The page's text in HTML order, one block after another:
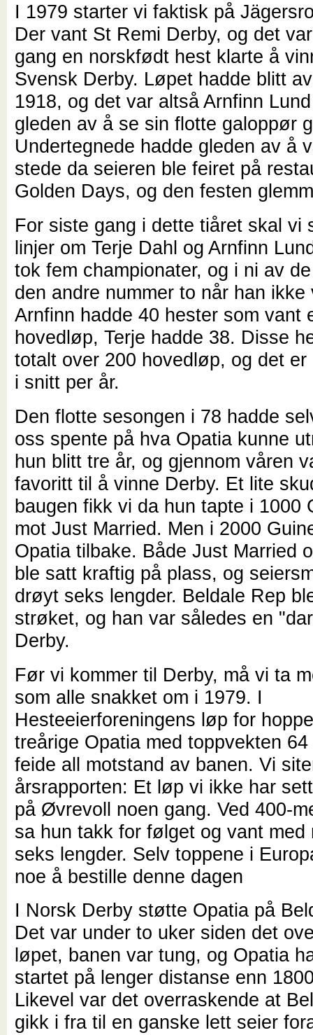
I 1979 starter vi faktisk på
Der vant St Remi Derby, og det
gang en norskfødt hest klarte å
Svensk Derby. Løpet hadde blitt
1918, og det var altså Arnfinn
gleden av å se sin flotte galoppør
Undertegnede hadde gleden av å
stede da seieren ble feiret på
Golden Days, og den festen
For siste gang i dette tiåret skal vi
linjer om Terje Dahl og Arnfinn
tok fem championater, og i ni av
den andre nummer to når han ikke
Arnfinn hadde 40 hester som vant
hovedløp, Terje hadde 38. Disse
totalt over 200 hovedløp, og det er
i snitt per år.
Den flotte sesongen i 78 hadde
oss spente på hva Opatia kunne
hun blitt tre år, og gjennom våren
favoritt til å vinne Derby. Et lite
baugen fikk vi da hun tapte i 1000
mot Just Married. Men i 2000
Opatia tilbake. Både Just Married
ble satt kraftig på plass, og
drøyt seks lengder. Beldale Rep
strøket, og han var således en
Derby.
Før vi kommer til Derby, må vi ta
som alle snakket om i 1979. I
Hesteeierforeningens løp for
treårige Opatia med toppvekten
feide all motstand av banen. Vi
årsrapporten: Et løp vi ikke har
på Øvrevoll noen gang. Ved 400-
sa hun takk for følget og vant med
seks lengder. Selv toppene i
noe å bestille denne dagen
I Norsk Derby støtte Opatia på
Det var under to uker siden det
løpet, banen var tung, og Opatia
startet på lenger distanse enn
Likevel var det overraskende at
gikk i fra til en ganske lett seier